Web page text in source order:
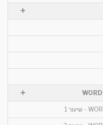
+
+